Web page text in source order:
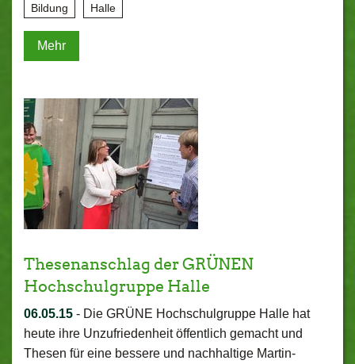
Bildung Halle
Mehr
Thesenanschlag der GRÜNEN
Hochschulgruppe Halle
06.05.15 - Die GRÜNE Hochschulgruppe Halle hat
heute ihre Unzufriedenheit öffentlich gemacht und
Thesen für eine bessere und nachhaltige Martin-